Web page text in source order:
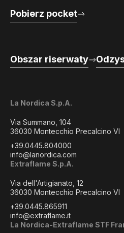
La Nordica S.p.A.
Via Summano, 104
36030 Montecchio Precalcino VI
+39.0445.804000
info@lanordica.com
Extraflame S.p.A.
Via dell'Artigianato, 12
36030 Montecchio Precalcino VI
+39.0445.865911
info@extraflame.it
La Nordica-Extraflame STF
Pobierz pocket
Obszar riserwaty